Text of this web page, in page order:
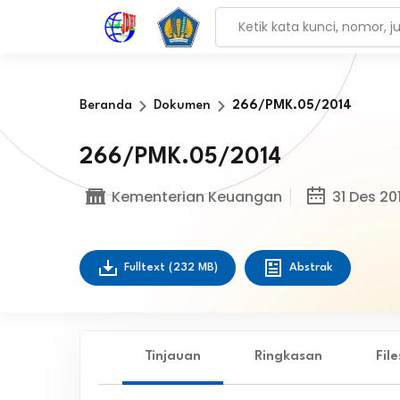
Beranda Dokumen 266/PMK.05/2014
266/PMK.05/2014
Kementerian Keuangan 31 Des
Fulltext (232 MB) Abstrak
Tinjauan Ringkasan